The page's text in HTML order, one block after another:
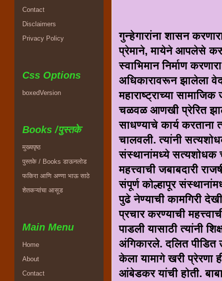
गुन्हेगारांना शासन
प्रेमाने, मायेने आपलेसे
स्वाभिमान निर्माण
अधिकारावरून झालेला
महाराष्ट्राच्या
चळवळ आणखी प्रेरित
साधण्याचे कार्य करताना
चालवली. त्यांनी
संस्थानांमध्ये सत्यशोधक
महत्त्वाची जबाबदारी
संपूर्ण कोल्हापूर
पुढे नेण्याची कामगिरी
प्रचार करण्याची
पाडली यासाठी त्यांनी
अंगिकारलेे. दलित पीडित
केला यामागे खरी प्रेरणा
आंबेडकर यांची होती.
Contact
Disclaimers
Privacy Policy
Css Options
boxedVersion
Books /पुस्तके
मुख्यपृष्ठ
पुस्तके / Books डाऊनलोड
फकिरा आणि अण्णा भाऊ साठे
शेतकऱ्यांचा आसूड
Main Menu
Home
About
Contact